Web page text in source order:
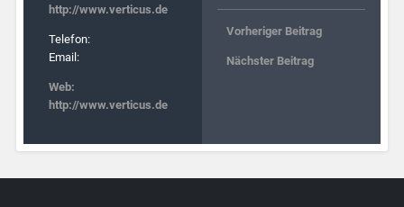
http://www.verticus.de
Telefon:
Email:
Web:
http://www.verticus.de
Vorheriger Beitrag
Nächster Beitrag